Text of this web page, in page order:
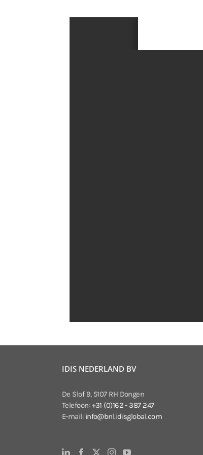
IDIS NEDERLAND BV
De Slof 9, 5107 RH Dongen
Telefoon:+31 (0)162 - 387 247
E-mail: info@bnl.idisglobal.com